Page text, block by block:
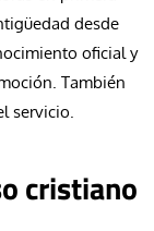
desde
oficial y
También
servicio.
cristiano